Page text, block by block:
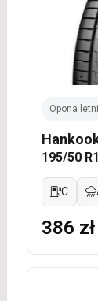
Opona
195/50
C
386 zł